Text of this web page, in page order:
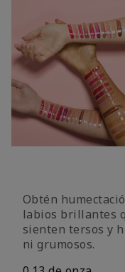
Obtén
labios brillantes
sienten tersos y
ni grumosos.